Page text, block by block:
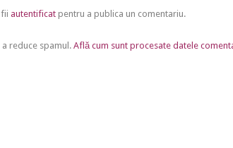
autentificat pentru a publica un comentariu.
reduce spamul. Află cum sunt procesate datele